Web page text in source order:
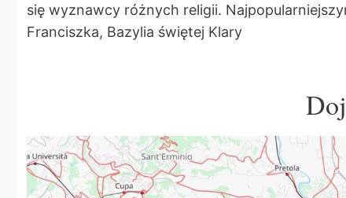
się wyznawcy różnych religii.
Franciszka, Bazylia świętej Klary